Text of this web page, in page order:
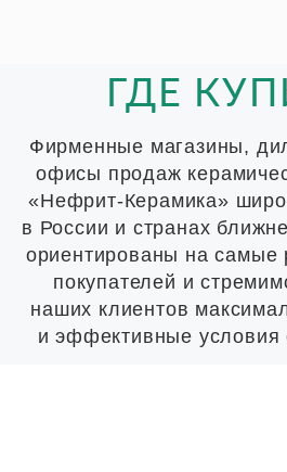
ГДЕ
Фирменные магазины,
офисы продаж
«Нефрит-Керамика»
в России и странах
ориентированы на самые
покупателей и
наших клиентов
и эффективные условия